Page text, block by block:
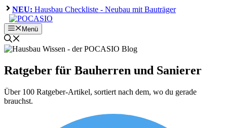
Zum
Inhalt
springen
NEU: Hausbau Checkliste - Neubau mit Bauträger
Menü
Ratgeber für Bauherren und Sanierer
Über 100 Ratgeber-Artikel, sortiert nach dem, wo du gerade
brauchst.